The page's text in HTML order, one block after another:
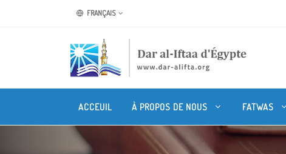
FRANÇAIS
ACCEUIL À PROPOS DE NOUS FATWAS